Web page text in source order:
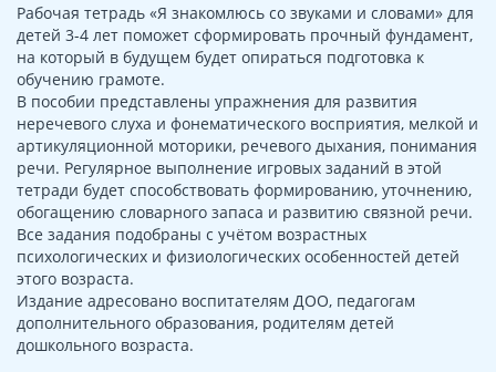
Рабочая тетрадь «Я знакомлюсь со звуками и словами» для
детей 3-4 лет поможет сформировать прочный фундамент,
на который в будущем будет опираться подготовка к
обучению грамоте.
В пособии представлены упражнения для развития
неречевого слуха и фонематического восприятия, мелкой и
артикуляционной моторики, речевого дыхания, понимания
речи. Регулярное выполнение игровых заданий в этой
тетради будет способствовать формированию, уточнению,
обогащению словарного запаса и развитию связной речи.
Все задания подобраны с учётом возрастных
психологических и физиологических особенностей детей
этого возраста.
Издание адресовано воспитателям ДОО, педагогам
дополнительного образования, родителям детей
дошкольного возраста.